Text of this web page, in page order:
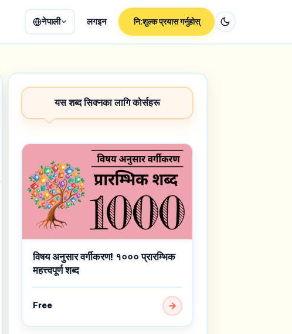
नेपाली लगइन नि:शुल्क प्रयास गर्नुहोस्
यस शब्द सिक्नका लागि कोर्सहरू
विषय अनुसार वर्गीकरण! १००० प्रारम्भिक
महत्त्वपूर्ण शब्द
Free